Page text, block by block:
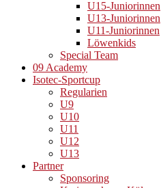
U15-Juniorinnen
U13-Juniorinnen
U11-Juniorinnen
Löwenkids
Special Team
09 Academy
Isotec-Sportcup
Regularien
U9
U10
U11
U12
U13
Partner
Sponsoring